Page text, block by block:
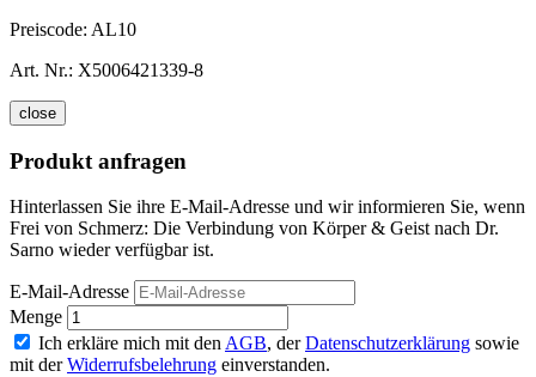
Preiscode: AL10
Art. Nr.: X5006421339-8
close
Produkt anfragen
Hinterlassen Sie ihre E-Mail-Adresse und wir informieren Sie, wenn
Frei von Schmerz: Die Verbindung von Körper & Geist nach Dr.
Sarno wieder verfügbar ist.
E-Mail-Adresse
Menge
Ich erkläre mich mit den AGB, derDatenschutzerklärung sowie
mit derWiderrufsbelehrung einverstanden.